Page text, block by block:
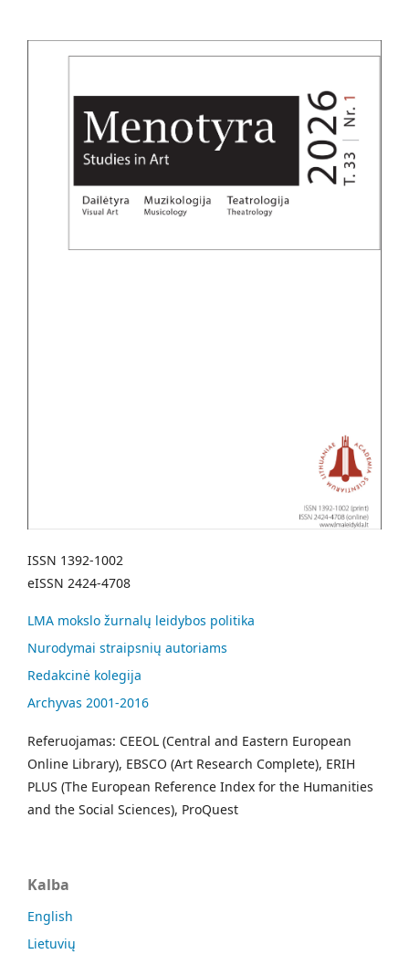
ISSN 1392-1002
eISSN 2424-4708
LMA mokslo žurnalų leidybos politika
Nurodymai straipsnių autoriams
Redakcinė kolegija
Archyvas 2001-2016
Referuojamas: CEEOL (Central and Eastern European
Online Library), EBSCO (Art Research Complete), ERIH
PLUS (The European Reference Index for the Humanities
and the Social Sciences), ProQuest
Kalba
English
Lietuvių